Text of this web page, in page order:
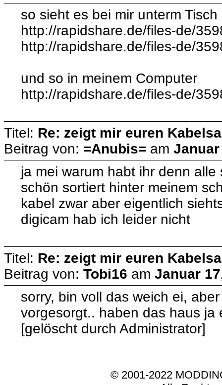
so sieht es bei mir unterm Tisch
http://rapidshare.de/files-de/
http://rapidshare.de/files-de/
und so in meinem Computer
http://rapidshare.de/files-de/
Titel: Re: zeigt mir euren
Beitrag von: =Anubis= am Januar
ja mei warum habt ihr denn
schön sortiert hinter meinem
kabel zwar aber eigentlich
digicam hab ich leider nicht
Titel: Re: zeigt mir euren
Beitrag von: Tobi16 am Januar
sorry, bin voll das weich ei,
vorgesorgt.. haben das haus ja
[gelöscht durch Administrator]
© 2001-2022